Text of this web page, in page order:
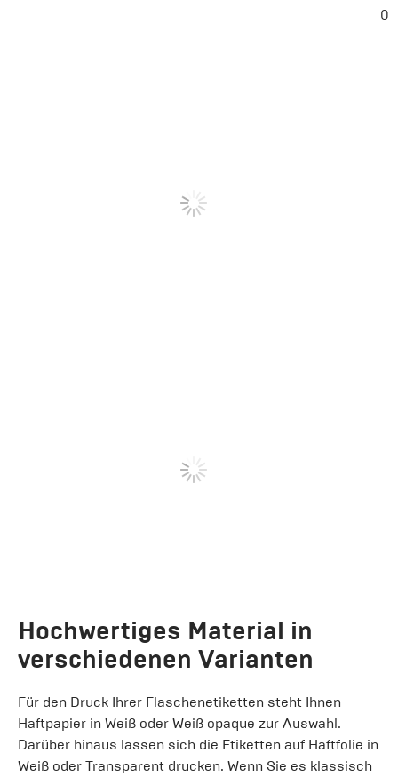
0
Hochwertiges Material in
verschiedenen Varianten
Für den Druck Ihrer Flaschenetiketten steht Ihnen
Haftpapier in Weiß oder Weiß opaque zur Auswahl.
Darüber hinaus lassen sich die Etiketten auf Haftfolie in
Weiß oder Transparent drucken. Wenn Sie es klassisch